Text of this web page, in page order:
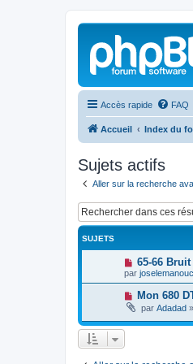
Accès rapide FAQ
Accueil Index du
Sujets actifs
Aller sur la recherche
SUJETS
N
o
u
v
e
a
m
65-66
par
N
u
v
m
Mon 680
par Adadad »